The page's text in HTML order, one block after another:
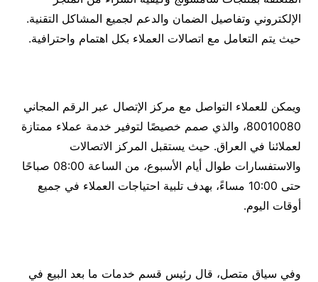
الإلكتروني وتفاصيل الضمان والدعم لجميع المشاكل التقنية.
حيث يتم التعامل مع اتصالات العملاء بكل اهتمام واحترافية.
ويمكن للعملاء التواصل مع مركز الإتصال عبر الرقم المجاني
80010080، والذي صمم خصيصًا لتوفير خدمة عملاء ممتازة
لعملائنا في العراق. حيث يستقبل المركز الاتصالات
والاستفسارات طوال أيام الأسبوع، من الساعة 08:00 صباحًا
حتى 10:00 مساءً، بهدف تلبية احتياجات العملاء في جميع
أوقات اليوم.
وفي سياق متصل، قال رئيس قسم خدمات ما بعد البيع في